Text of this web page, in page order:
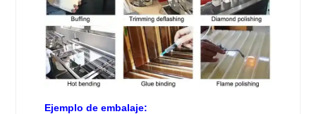
Ejemplo de embalaje: